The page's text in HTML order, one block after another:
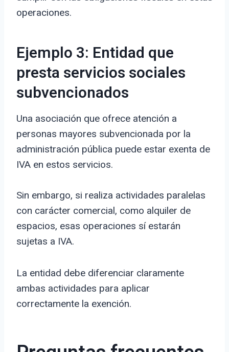
operaciones.
Ejemplo 3: Entidad que
presta servicios sociales
subvencionados
Una asociación que ofrece atención a
personas mayores subvencionada por la
administración pública puede estar exenta de
IVA en estos servicios.
Sin embargo, si realiza actividades paralelas
con carácter comercial, como alquiler de
espacios, esas operaciones sí estarán
sujetas a IVA.
La entidad debe diferenciar claramente
ambas actividades para aplicar
correctamente la exención.